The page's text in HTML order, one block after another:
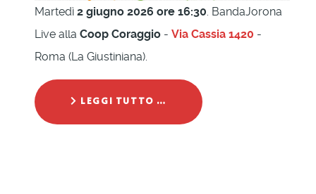
Martedì 2 giugno 2026 ore 16:30 . BandaJorona
Live alla Coop Coraggio - Via Cassia 1420 -
Roma (La Giustiniana).
LEGGI TUTTO …